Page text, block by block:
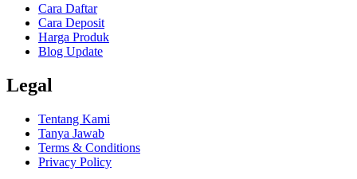
Cara Daftar
Cara Deposit
Harga Produk
Blog Update
Legal
Tentang Kami
Tanya Jawab
Terms & Conditions
Privacy Policy